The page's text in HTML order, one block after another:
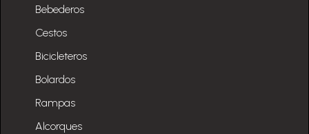
Bebederos
Cestos
Bicicleteros
Bolardos
Rampas
Alcorques